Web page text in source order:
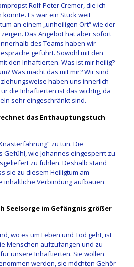
Rolf-Peter Cremer, die ich
Es war ein Stück weit
an einem „unheiligen Ort“ wie der
Das Angebot hat aber sofort
des Teams haben wir
geführt. Sowohl mit den
den Inhaftierten. Was ist mir heilig?
Was macht das mit mir? Wir sind
haben uns innerlich
die Inhaftierten ist das wichtig, da
sehr eingeschränkt sind.
das Enthauptungstuch
zu tun. Die
wie Johannes eingesperrt zu
zu fühlen. Deshalb stand
sie zu diesem Heiligtum am
inhaltliche Verbindung aufbauen
Seelsorge im Gefängnis größer
wo es um Leben und Tod geht, ist
Menschen aufzufangen und zu
unsere Inhaftierten. Sie wollen
werden, sie möchten Gehör